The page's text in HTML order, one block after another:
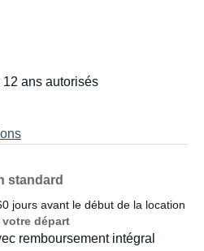
ans autorisés
standard
jours avant le début de la location
départ
remboursement intégral